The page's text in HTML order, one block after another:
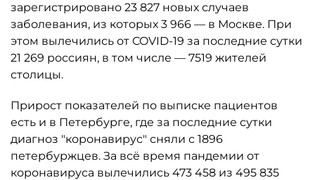
зарегистрировано 23 827 новых случаев
заболевания, из которых 3 966 — в Москве. При
этом вылечились от COVID-19 за последние сутки
21 269 россиян, в том числе — 7519 жителей
столицы.
Прирост показателей по выписке пациентов
есть и в Петербурге, где за последние сутки
диагноз "коронавирус" сняли с 1896
петербуржцев. За всё время пандемии от
коронавируса вылечились 473 458 из 495 835